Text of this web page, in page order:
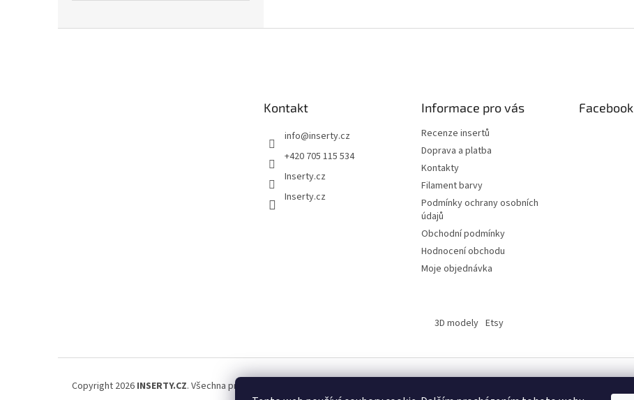
Kontakt
info@inserty.cz
+420 705 115 534
Inserty.cz
Inserty.cz
Informace pro vás
Recenze insertů
Doprava a platba
Kontakty
Filament barvy
Podmínky ochrany osobních
údajů
Obchodní podmínky
Hodnocení obchodu
Moje objednávka
Facebook
3D modely Etsy
Copyright 2026 INSERTY.CZ. Všechna práva vyhrazena.